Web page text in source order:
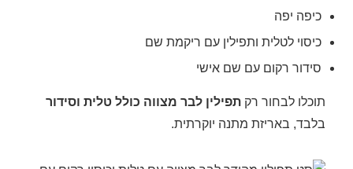
כיפה יפה
כיסוי לטלית ותפילין עם ריקמת שם
סידור רקום עם שם אישי
תוכלו לבחור רק תפילין לבר מצווה כולל טלית וסידור
בלבד, באריזת מתנה יוקרתית.